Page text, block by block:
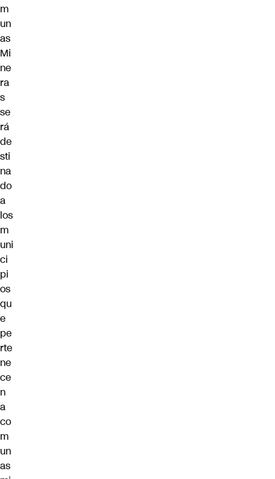
m
un
as
Mi
ne
ra
s
se
rá
de
sti
na
do
a
los
m
uni
ci
pi
os
qu
e
pe
rte
ne
ce
n
a
co
m
un
as